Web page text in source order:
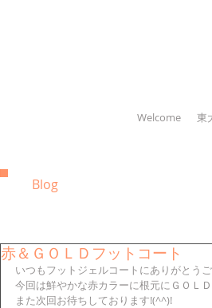
Welcome 東
Blog
赤＆ＧＯＬＤフットコート
いつもフットジェルコートにありがとう
今回は鮮やかな赤カラーに根元にＧＯＬ
また次回お待ちしております!(^^)!